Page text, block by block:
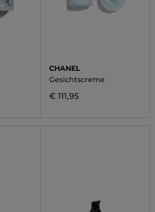
CHANEL
Gesichtscreme
€ 111,95